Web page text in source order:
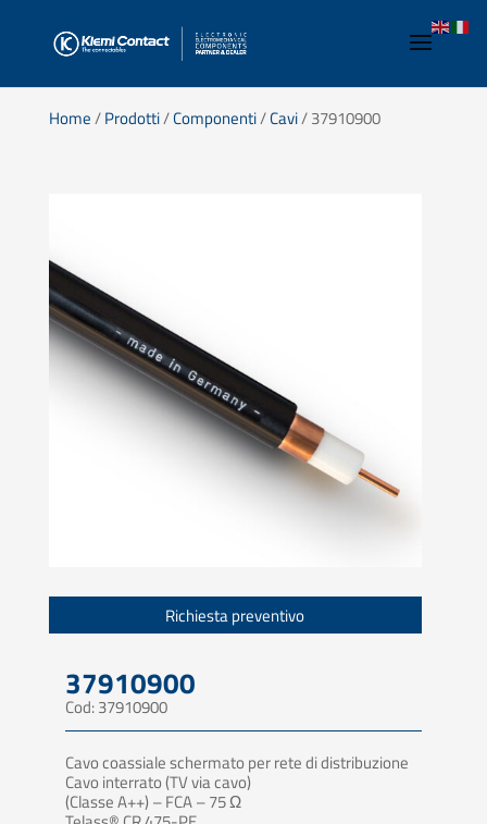
Home/Prodotti/Componenti/Cavi/ 37910900
Richiesta preventivo
37910900
Cod: 37910900
Cavo coassiale schermato per rete di distribuzione
Cavo interrato (TV via cavo)
(Classe A++) – FCA – 75 Ω